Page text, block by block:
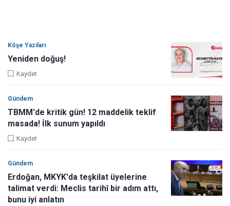
Köşe Yazıları
Yeniden doğuş!
Kaydet
Gündem
TBMM'de kritik gün! 12 maddelik teklif
masada! İlk sunum yapıldı
Kaydet
Gündem
Erdoğan, MKYK'da teşkilat üyelerine
talimat verdi: Meclis tarihî bir adım attı,
bunu iyi anlatın